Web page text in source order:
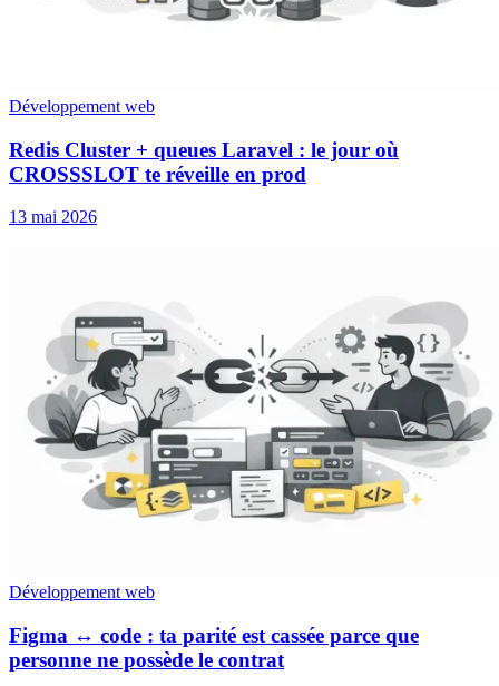
Développement web
Redis Cluster + queues Laravel : le jour où
CROSSSLOT te réveille en prod
13 mai 2026
Développement web
Figma ↔ code : ta parité est cassée parce que
personne ne possède le contrat